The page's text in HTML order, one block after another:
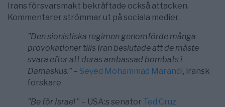
Irans försvarsmakt bekräftade också attacken.
Kommentarer strömmar ut på sociala medier.
”Den sionistiska regimen genomförde många
provokationer tills Iran beslutade att de måste
svara efter att deras ambassad bombats i
Damaskus.”– Seyed Mohammad Marandi, iransk
forskare
”Be för Israel ” – USA:s senator Ted Cruz